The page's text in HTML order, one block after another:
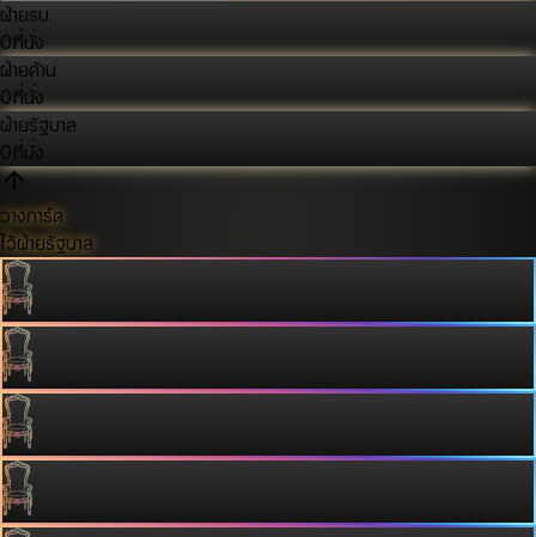
ฝ่ายรบ.
0ที่นั่ง
ฝ่ายค้าน
0ที่นั่ง
ฝ่ายรัฐบาล
0ที่นั่ง
วางการ์ด
ไว้ฝ่ายรัฐบาล